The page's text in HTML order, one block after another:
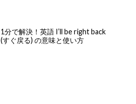
1分で解決！英語 I’ll be right back
(すぐ戻る) の意味と使い方